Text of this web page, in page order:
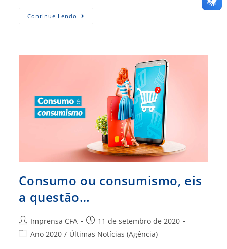
Continue Lendo Estratégia
Para
Na
Consumo ou consumismo, eis
a questão…
Autor
do
Imprensa CFA
Post
publicado:
11 de setembro de 2020
Categoria
Ano 2020 / Últimas Notícias (Agência)